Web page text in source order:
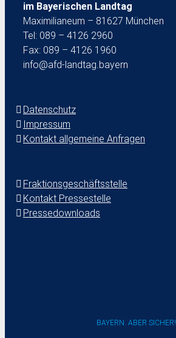
im Bayerischen Landtag
Maximilianeum – 81627 München
Tel: 089 – 4126 2960
Fax: 089 – 4126 1960
info@afd-landtag.bayern
Datenschutz
Impressum
Kontakt allgemeine Anfragen
Fraktionsgeschäftsstelle
Kontakt Pressestelle
Pressedownloads
BAYERN. ABER SICHER!